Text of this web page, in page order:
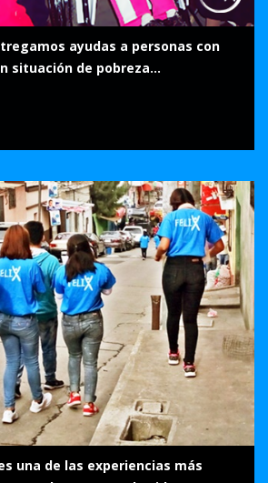
ayudas a personas con
situación de pobreza...
una de las experiencias más